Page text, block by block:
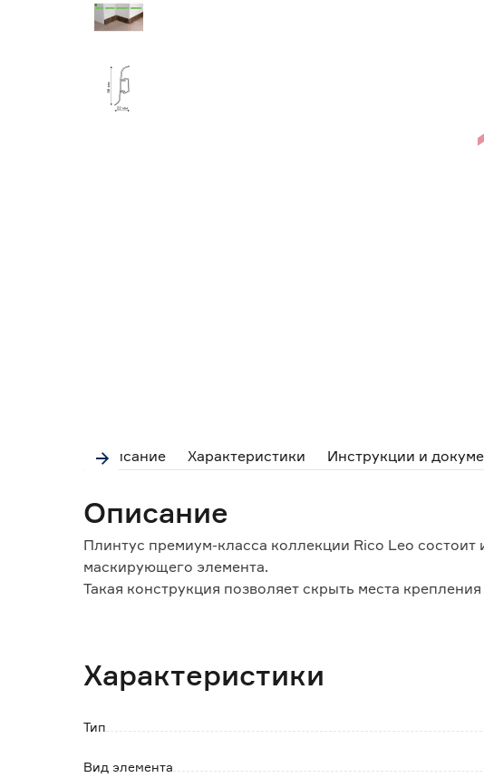
Описание Характеристики Инструкции и
Описание
Плинтус премиум-класса коллекции Rico Leo состоит
маскирующего элемента.
Такая конструкция позволяет скрыть места
влаги под плинтус, а также компенсируя небольшие
надежно крепится и не вылетает при случайном ударе.
Особенности и преимущества:
Характеристики
Тип
Вид элемента